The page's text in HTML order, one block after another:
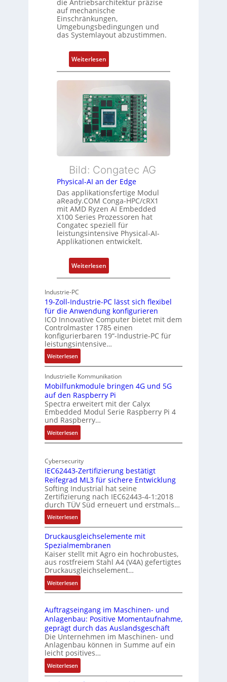
Z
u
s
t
d
b
e
r
w
a
u
n
g
t
f
ü
m
e
h
L
e
i
s
t
n
g
die Antriebsarchitektur präzise
auf mechanische
Einschränkungen,
Umgebungsbedingungen und
das Systemlayout abzustimmen.
Weiterlesen:
F
l
x
i
b
l
e
E
h
e
r
c
a
t
-
r
c
t
e
k
t
u
Bild: Congatec AG
Physical-AI an der Edge
Das applikationsfertige Modul
aReady.COM Conga-HPC/cRX1
mit AMD Ryzen AI Embedded
X100 Series Prozessoren hat
Congatec speziell für
leistungsintensive Physical-AI-
Applikationen entwickelt.
Weiterlesen:
P
s
i
c
a
I
a
n
d
E
g
e
Industrie-PC
19-Zoll-Industrie-PC lässt sich flexibel
für die Anwendung konfigurieren
ICO Innovative Computer bietet mit dem
Controlmaster 1785 einen
konfigurierbaren 19“-Industrie-PC für
leistungsintensive…
Weiterlesen:
1
9
-
Z
o
l
l
-
I
d
u
t
r
i
e
-
P
C
l
ä
s
s
s
i
c
h
f
l
e
x
Industrielle Kommunikation
Mobilfunkmodule bringen 4G und 5G
auf den Raspberry Pi
Spectra erweitert mit der Calyx
Embedded Modul Serie Raspberry Pi 4
und Raspberry…
Weiterlesen:
M
b
i
f
u
n
k
m
o
d
u
l
e
b
i
e
n
4
G
u
Cybersecurity
IEC62443-Zertifizierung bestätigt
Reifegrad ML3 für sichere Entwicklung
Softing Industrial hat seine
Zertifizierung nach IEC62443-4-1:2018
durch TÜV Süd erneuert und erstmals…
Weiterlesen:
I
E
C
6
2
4
4
3
Z
e
r
t
i
Druckausgleichselemente mit
Spezialmembranen
Kaiser stellt mit Agro ein hochrobustes,
aus rostfreiem Stahl A4 (V4A) gefertigtes
Druckausgleichselement…
Weiterlesen:
D
u
c
k
a
u
s
g
l
Auftragseingang im Maschinen- und
Anlagenbau: Positive Momentaufnahme,
geprägt durch das Auslandsgeschäft
Die Unternehmen im Maschinen- und
Anlagenbau können in Summe auf ein
leicht positives…
Weiterlesen:
A